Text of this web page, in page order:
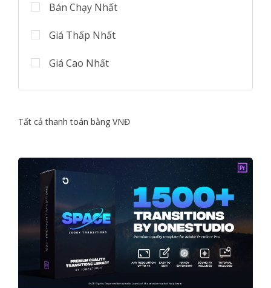
Bán Chạy Nhất
Giá Thấp Nhất
Giá Cao Nhất
Tất cả thanh toán bằng VNĐ